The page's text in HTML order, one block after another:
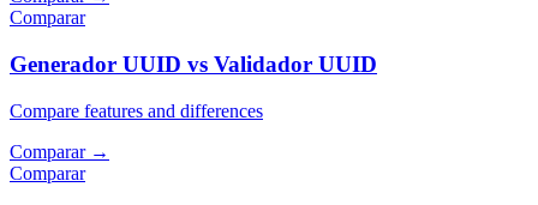
Comparar
Generador UUID vs Validador UUID
Compare features and differences
Comparar→
Comparar